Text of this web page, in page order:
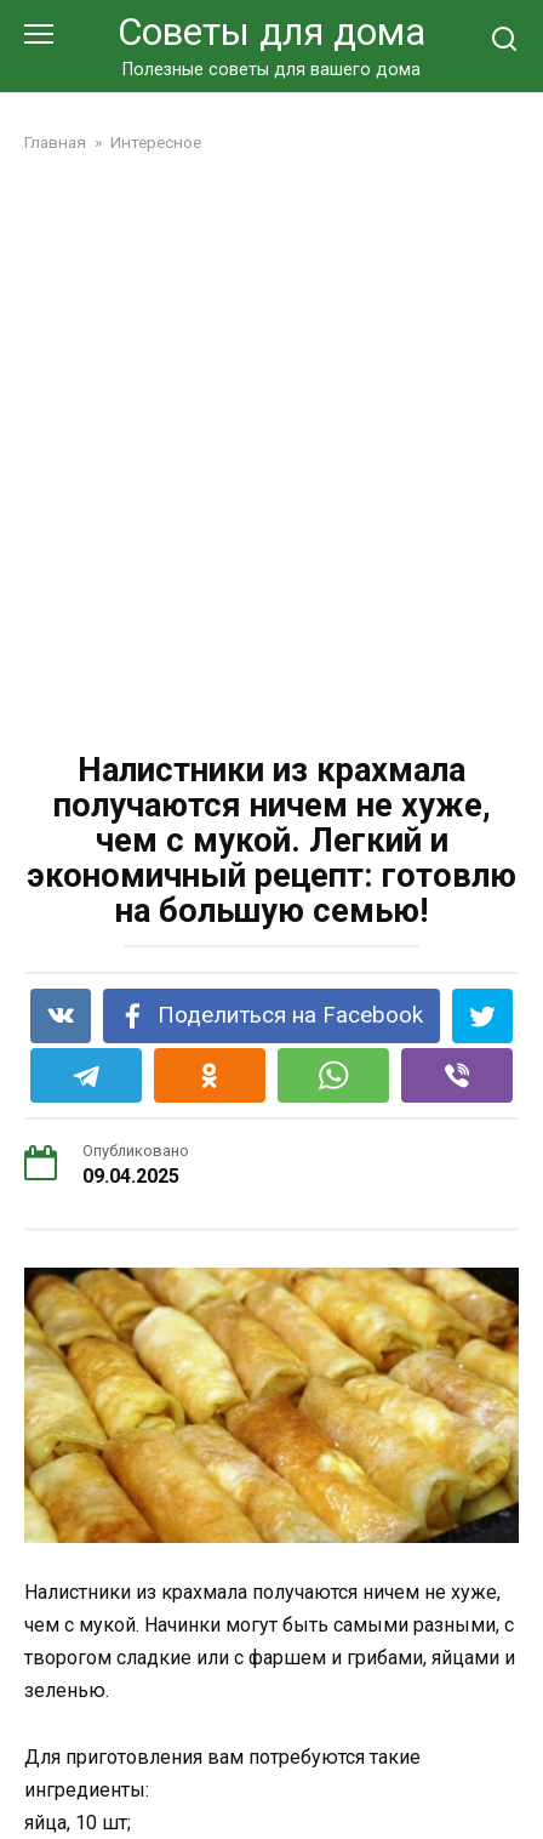
Советы для дома
Полезные советы для вашего дома
Главная » Интересное
Налистники из крахмала
получаются ничем не хуже,
чем с мукой. Легкий и
экономичный рецепт: готовлю
на большую семью!
Поделиться на Facebook
Опубликовано
09.04.2025
Налистники из крахмала получаются ничем не хуже,
чем с мукой. Начинки могут быть самыми разными, с
творогом сладкие или с фаршем и грибами, яйцами и
зеленью.
Для приготовления вам потребуются такие
ингредиенты:
яйца, 10 шт;